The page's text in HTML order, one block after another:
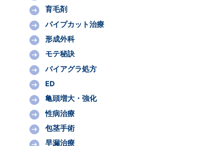
育毛剤
パイプカット治療
形成外科
モテ秘訣
バイアグラ処方
ED
亀頭増大・強化
性病治療
包茎手術
早漏治療